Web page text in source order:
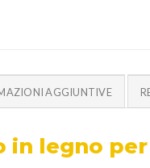
AGGIUNTIVE
in legno